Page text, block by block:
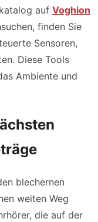
auf Voghion
finden Sie
Sensoren,
Diese Tools
Ambiente und
blechernen
weiten Weg
die auf der